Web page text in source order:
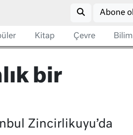
Abone ol
Kitap Çevre Bilim
bir
Zincirlikuyu’da